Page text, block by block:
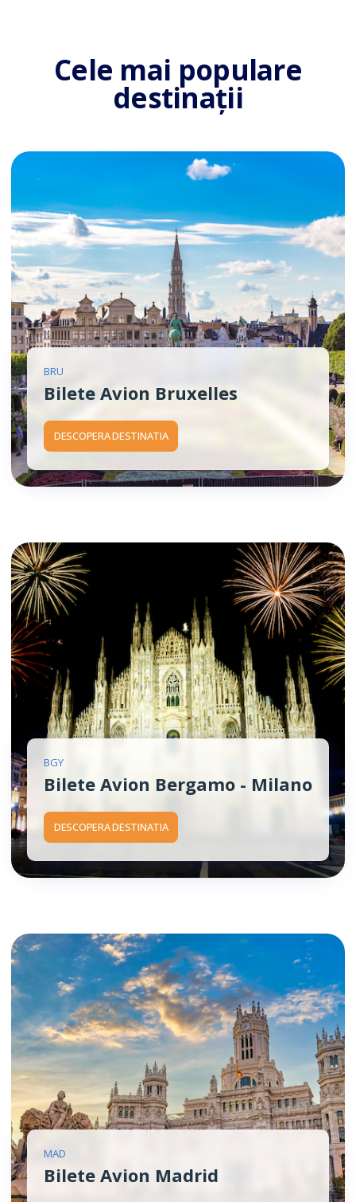
Cele mai populare
destinații
BRU
Bilete Avion Bruxelles
DESCOPERA DESTINATIA
BGY
Bilete Avion Bergamo - Milano
DESCOPERA DESTINATIA
MAD
Bilete Avion Madrid